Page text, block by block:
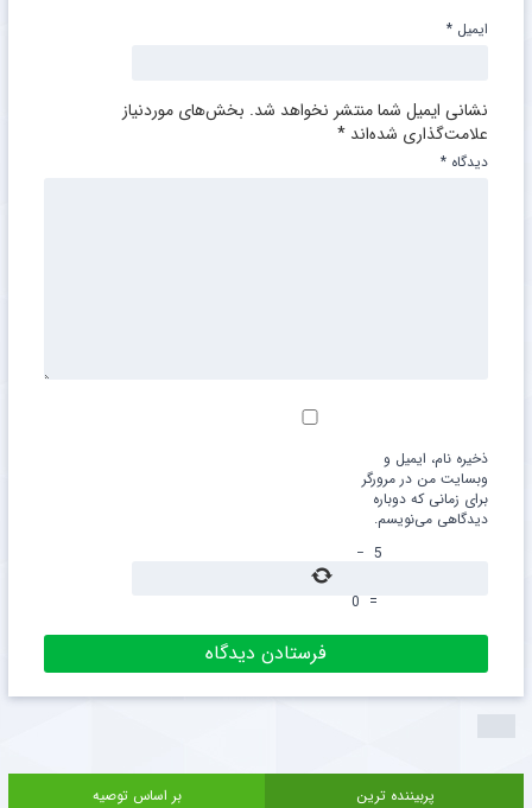
نشانی ایمیل شما منتشر نخواهد شد. بخش‌های موردنیاز
علامت‌گذاری شده‌اند *
دیدگاه *
ایمیل *
ذخیره نام، ایمیل و
وبسایت من در مرورگر
برای زمانی که دوباره
دیدگاهی می‌نویسم.
5
−
=
0
پربیننده ترین
بر اساس توصیه